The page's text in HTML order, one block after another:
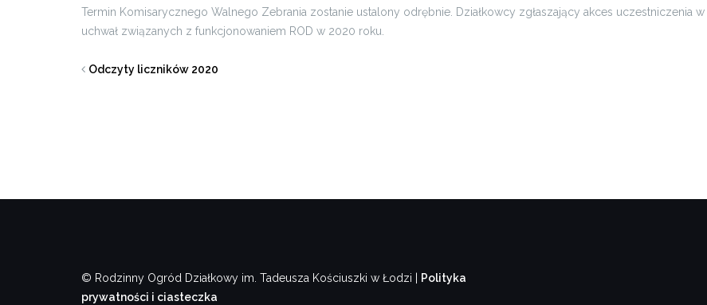
Termin Komisarycznego Walnego Zebrania zostanie ustalony odrębnie. Działkowcy zgłaszający akces uczestniczenia
uchwał związanych z funkcjonowaniem ROD w 2020 roku.
Odczyty liczników 2020
© Rodzinny Ogród Działkowy im. Tadeusza Kościuszki w Łodzi |
Polityka
prywatności i ciasteczka